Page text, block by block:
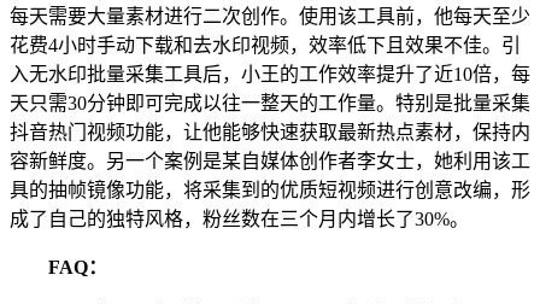
每天需要大量素材进行二次创作。使用该工具前，他每天至少
花费4小时手动下载和去水印视频，效率低下且效果不佳。引
入无水印批量采集工具后，小王的工作效率提升了近10倍，每
天只需30分钟即可完成以往一整天的工作量。特别是批量采集
抖音热门视频功能，让他能够快速获取最新热点素材，保持内
容新鲜度。另一个案例是某自媒体创作者李女士，她利用该工
具的抽帧镜像功能，将采集到的优质短视频进行创意改编，形
成了自己的独特风格，粉丝数在三个月内增长了30%。
FAQ：